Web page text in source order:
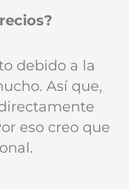
debido a la
Así que,
eso creo que